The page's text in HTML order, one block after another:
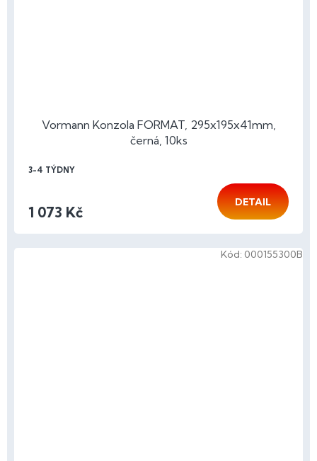
Vormann Konzola FORMAT, 295x195x41mm,
černá, 10ks
3-4 TÝDNY
1 073 Kč
DETAIL
Kód: 000155300B